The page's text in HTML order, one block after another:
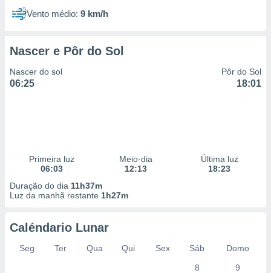
Vento médio: 9 km/h
Nascer e Pôr do Sol
Nascer do sol
06:25
Pôr do Sol
18:01
Primeira luz
06:03
Meio-dia
12:13
Última luz
18:23
Duração do dia 11h37m
Luz da manhã restante 1h27m
Caléndario Lunar
Seg Ter Qua Qui Sex Sáb
Domo
8
9